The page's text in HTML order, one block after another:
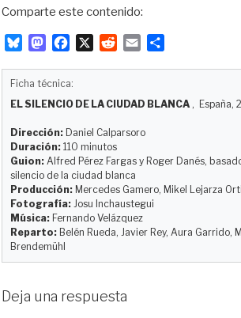
Comparte este contenido:
u
s
k
y
M
o
d
o
n
b
o
o
k
X
i
t
l
a
i
r
Ficha técnica:
EL SILENCIO DE LA CIUDAD BLANCA , España,
Dirección: Daniel Calparsoro
Duración: 110 minutos
Guion: Alfred Pérez Fargas y Roger Danés,
silencio de la ciudad blanca
Producción: Mercedes Gamero, Mikel Lejarza
Fotografía: Josu Inchaustegui
Música: Fernando Velázquez
Reparto: Belén Rueda, Javier Rey, Aura Garrido,
Brendemühl
Deja una respuesta